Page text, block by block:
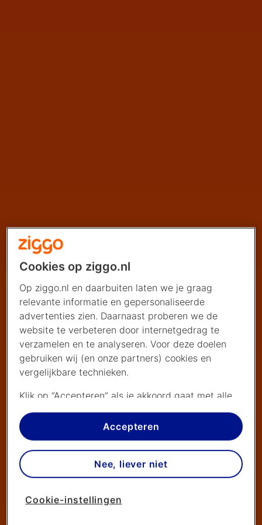
Cookies op ziggo.nl
Op ziggo.nl en daarbuiten laten we je graag
relevante informatie en gepersonaliseerde
advertenties zien. Daarnaast proberen we de
website te verbeteren door internetgedrag te
verzamelen en te analyseren. Voor deze doelen
gebruiken wij (en onze partners) cookies en
vergelijkbare technieken.
Klik op “Accepteren” als je akkoord gaat met alle
cookies. Kies je voor “Nee, liever niet”, dan
plaatsen we alleen strikt noodzakelijke cookies om
de website goed te laten werken. Dat betekent
dat we geen vormen van personalisatie
toepassen.
cookies worden geplaatst. Je kan je keuze altijd
Accepteren
Nee, liever niet
Cookie-instellingen